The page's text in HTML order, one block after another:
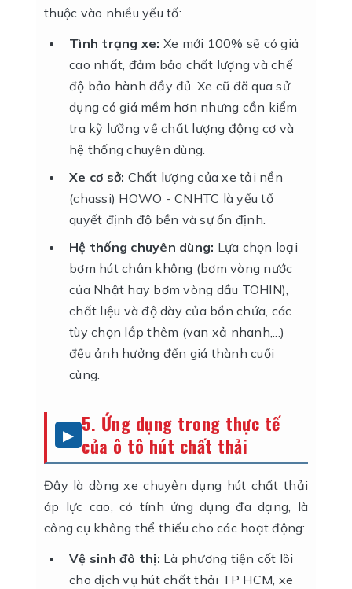
thuộc vào nhiều yếu tố:
Tình trạng xe: Xe mới 100% sẽ có giá
cao nhất, đảm bảo chất lượng và chế
độ bảo hành đầy đủ. Xe cũ đã qua sử
dụng có giá mềm hơn nhưng cần kiểm
tra kỹ lưỡng về chất lượng động cơ và
hệ thống chuyên dùng.
Xe cơ sở: Chất lượng của xe tải nền
(chassi) HOWO - CNHTC là yếu tố
quyết định độ bền và sự ổn định.
Hệ thống chuyên dùng: Lựa chọn loại
bơm hút chân không (bơm vòng nước
của Nhật hay bơm vòng dầu TOHIN),
chất liệu và độ dày của bồn chứa, các
tùy chọn lắp thêm (van xả nhanh,...)
đều ảnh hưởng đến giá thành cuối
cùng.
5. Ứng dụng trong thực tế
của ô tô hút chất thải
Đây là dòng xe chuyên dụng hút chất thải
áp lực cao, có tính ứng dụng đa dạng, là
công cụ không thể thiếu cho các hoạt động:
Vệ sinh đô thị: Là phương tiện cốt lõi
cho dịch vụ hút chất thải TP HCM, xe